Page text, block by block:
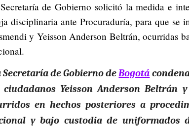
de Gobierno solicitó la medida e
disciplinaria ante Procuraduría, para que se
y Yeisson Anderson Beltrán, ocurridas
Secretaría de Gobierno deBogotá
ciudadanos Yeisson Anderson Beltrán
en hechos posteriores a
y bajo custodia de uniformados